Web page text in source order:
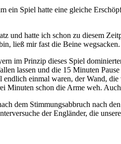
Spiel hatte eine gleiche
und hatte ich schon zu diesem
ließ mir fast die Beine wegsacken.
im Prinzip dieses Spiel
lassen und die 15 Minuten
einmal waren, der Wand,
Minuten schon die Arme weh.
dem Stimmungsabbruch nach
der Engländer, die